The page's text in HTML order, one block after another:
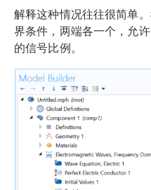
解释这种情况往往很简单
界条件，两端各一个，允
的信号比例。